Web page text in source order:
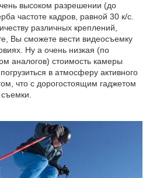
высоком разрешении (до
частоте кадров, равной 30 к/c.
различных креплений,
Вы сможете вести видеосъемку
Ну а очень низкая (по
аналогов) стоимость камеры
в атмосферу активного
что с дорогостоящим гаджетом
съемки.